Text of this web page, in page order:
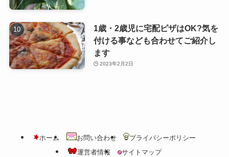
1歳・2歳児に宅配ピザはOK?気を
付ける事なども合わせてご紹介し
ます
2023年2月2日
ホーム お問い合わせ
プライバシーポリシー
運営者情報
サイトマップ